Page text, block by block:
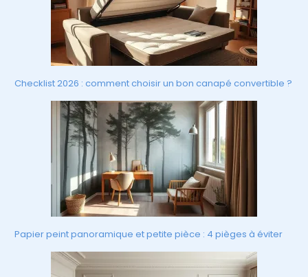
Checklist 2026 : comment choisir un bon canapé convertible ?
Papier peint panoramique et petite pièce : 4 pièges à éviter